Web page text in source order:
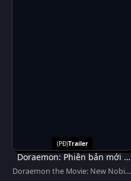
Trailer
Doraemon: Phiên bản mới –
Nobita Và Lâu Đài Dưới Đáy
Doraemon the Movie: New Nobita